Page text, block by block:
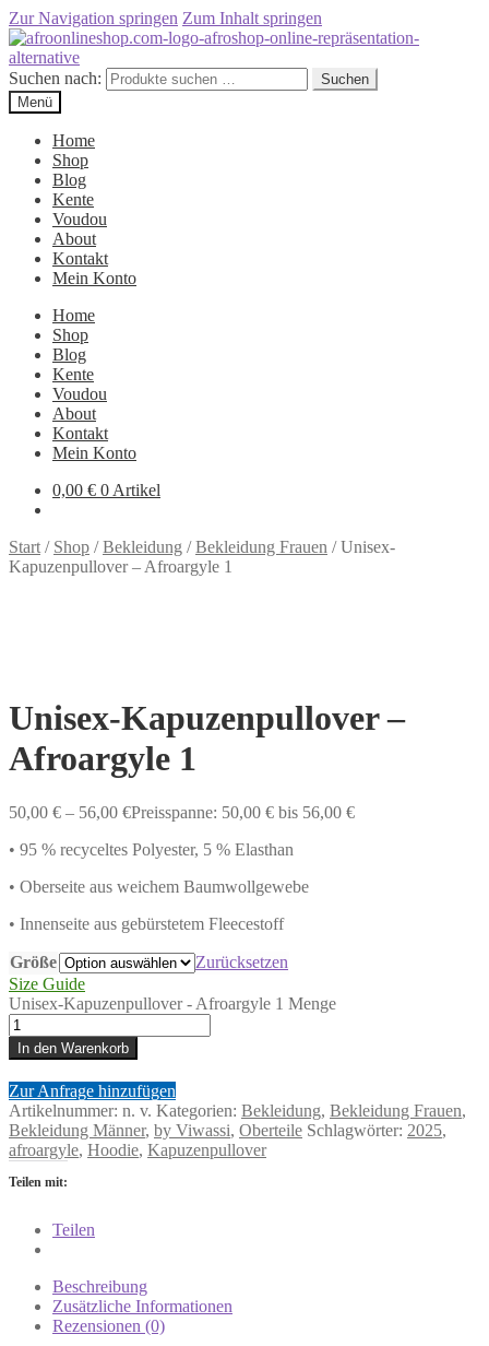
Zur Navigation springen Zum Inhalt springen
Suchen nach:
Suchen
Menü
Home
Shop
Blog
Kente
Voudou
About
Kontakt
Mein Konto
Home
Shop
Blog
Kente
Voudou
About
Kontakt
Mein Konto
0,00 € 0 Artikel
Start / Shop /Bekleidung /Bekleidung Frauen /Unisex-
Kapuzenpullover – Afroargyle 1
Unisex-Kapuzenpullover –
Afroargyle 1
50,00 € – 56,00 €Preisspanne: 50,00 € bis 56,00 €
• 95 % recyceltes Polyester, 5 % Elasthan
• Oberseite aus weichem Baumwollgewebe
• Innenseite aus gebürstetem Fleecestoff
Größe
Zurücksetzen
Size Guide
Unisex-Kapuzenpullover - Afroargyle 1 Menge
In den Warenkorb
Zur Anfrage hinzufügen
Artikelnummer: n. v. Kategorien: Bekleidung, Bekleidung Frauen,
Bekleidung Männer, by Viwassi, Oberteile Schlagwörter: 2025,
afroargyle, Hoodie, Kapuzenpullover
Teilen mit:
Teilen
Beschreibung
Zusätzliche Informationen
Rezensionen (0)